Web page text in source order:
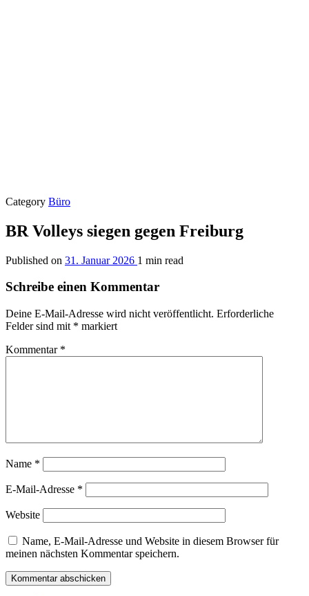
Category Büro
BR Volleys siegen gegen Freiburg
Published on 31. Januar 2026 1 min read
Schreibe einen Kommentar
Deine E-Mail-Adresse wird nicht veröffentlicht. Erforderliche
Felder sind mit * markiert
Kommentar *
Name *
E-Mail-Adresse *
Website
Name, E-Mail-Adresse und Website in diesem Browser für
meinen nächsten Kommentar speichern.